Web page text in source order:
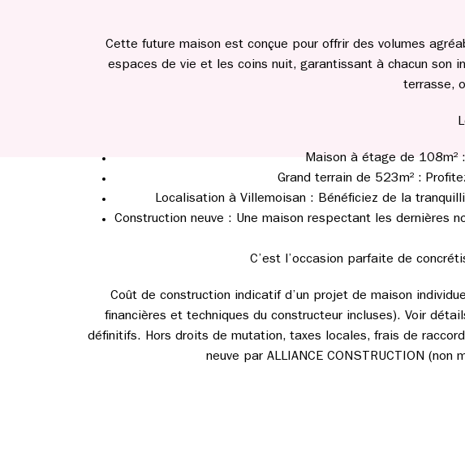
Cette future maison est conçue pour offrir des volumes
espaces de vie et les coins nuit, garantissant à chacun son
terrasse,
Maison à étage de
Grand terrain de 523m² :
Localisation à Villemoisan : Bénéficiez de la
Construction neuve : Une maison respectant les dernières
C’est l’occasion parfaite de
Coût de construction indicatif d’un projet de maison
financières et techniques du constructeur incluses). Voir
définitifs. Hors droits de mutation, taxes locales, frais de
neuve par ALLIANCE CONSTRUCTION